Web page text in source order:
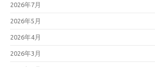
2026年7月
2026年5月
2026年4月
2026年3月